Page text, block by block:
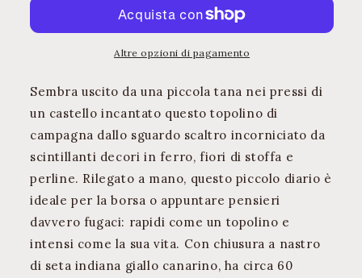
Altre opzioni di pagamento
Sembra uscito da una piccola tana nei pressi di
un castello incantato questo topolino di
campagna dallo sguardo scaltro incorniciato da
scintillanti decori in ferro, fiori di stoffa e
perline. Rilegato a mano, questo piccolo diario è
ideale per la borsa o appuntare pensieri
davvero fugaci: rapidi come un topolino e
intensi come la sua vita. Con chiusura a nastro
di seta indiana giallo canarino, ha circa 60